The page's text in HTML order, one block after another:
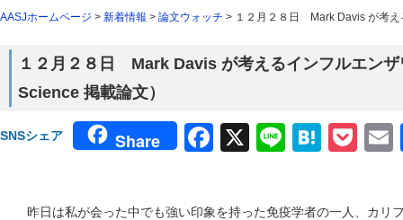
AASJホームページ > 新着情報 > 論文ウォッチ > １２月２８日 Mark Davis が考え
１２月２８日 Mark Davis が考えるインフルエンザ
Science 掲載論文）
SNSシェア Share Facebook
X Line
昨日は私が会った中でも強い印象を持った免疫学者の一人、カリ